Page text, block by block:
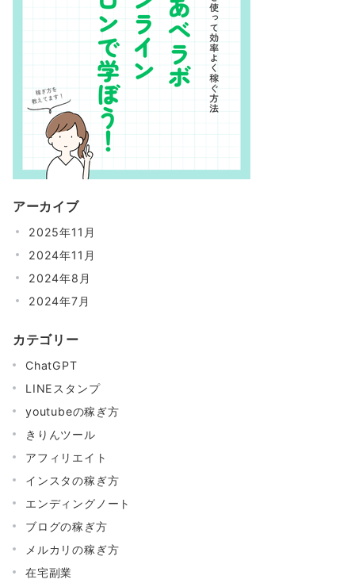
アーカイブ
2025年11月
2024年11月
2024年8月
2024年7月
カテゴリー
ChatGPT
LINEスタンプ
youtubeの稼ぎ方
きりんツール
アフィリエイト
インスタの稼ぎ方
エンディングノート
ブログの稼ぎ方
メルカリの稼ぎ方
在宅副業